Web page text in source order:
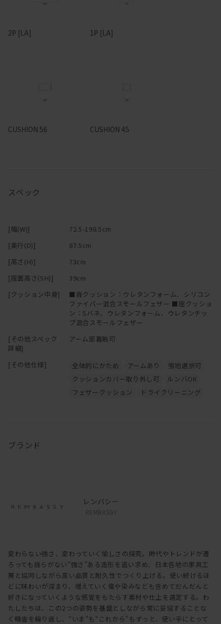
2P [LA] 1P [LA]
CUSHION 56 CUSHION 45
スペック
[幅(W)]
72.5-198.5cm
[奥行(D)]
87.5cm
[高さ(H)]
73cm
[座面高さ(SH)]
39cm
[クッション中身]
■背クッション：ウレタンフォーム、シリコン
ファイバー混合スモールフェザー ■座クッショ
ン：Sバネ、ウレタンフォーム、ウレタンチッ
プ混合スモールフェザー
[その他スペック
詳細]
アーム部着脱可
[その他仕様] 全体的にかため アームあり
張地選択可
クッションカバー取り外し可
ルンバOK
フェザークッション
ドライクリーニング
ブランド
レンバシー
REMBASSY
変わらない強さ、変わっていく愉しさの探究。時代やトレンドが遷
ろっても揺らがない“強さ”ある造形を追い求め、日本各地の家具工
房と協同しながら高い品質と耐久性でつくり上げる。使い続けるほ
どに味わいが深まり、増えていく傷や染みなども含めてだんだんと
好きになっていくような感覚をもたらす素材や仕上を選定する。わ
たしたちは、この2つの姿勢を基盤としながら常に妥協することな
く精査を繰り返し、“いま”も“これから”もずっと、使い手にとって